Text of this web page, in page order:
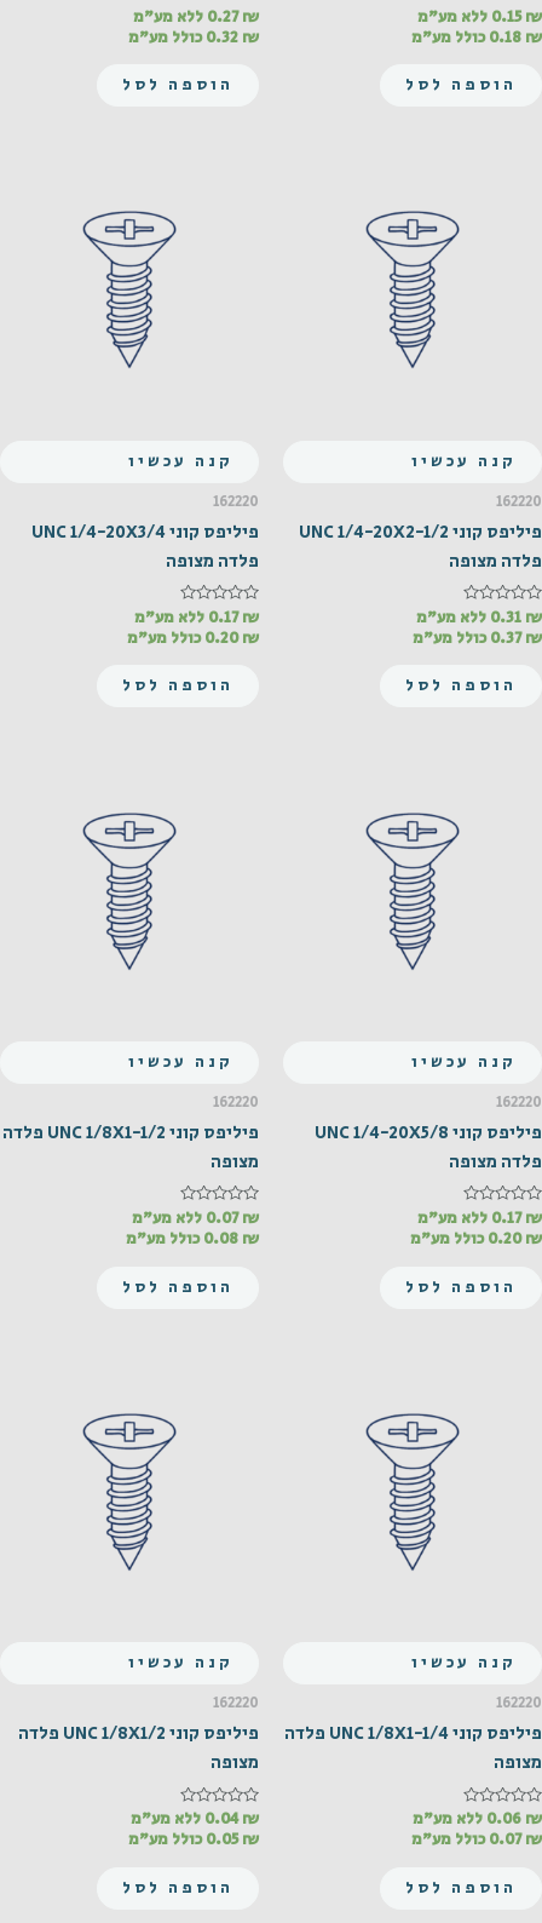
דורג
מתוך
0.15₪
ללא מע"מ
0.18 ₪ כולל מע"מ
הוספה לסל
דורג
מתוך
0.27₪
ללא מע"מ
0.32 ₪ כולל מע"מ
הוספה לסל
קנה עכשיו
162220
פיליפס קוני UNC 1/4-20X2-1/2
פלדה מצופה
דורג
מתוך
0.31 ₪
ללא מע"מ
0.37₪ כולל מע"מ
הוספה לסל
קנה עכשיו
162220
פיליפס קוני UNC 1/4-20X3/4
פלדה מצופה
דורג
מתוך
0.17₪
ללא מע"מ
0.20₪ כולל מע"מ
הוספה לסל
קנה עכשיו
162220
פיליפס קוני UNC 1/4-20X5/8
פלדה מצופה
דורג
מתוך
0.17₪
ללא מע"מ
0.20₪ כולל מע"מ
הוספה לסל
קנה עכשיו
162220
פיליפס קוני UNC 1/8X1-1/2 פלדה
מצופה
דורג
מתוך
0.07₪
ללא מע"מ
0.08 ₪ כולל מע"מ
הוספה לסל
קנה עכשיו
162220
פיליפס קוני UNC 1/8X1-1/4 פלדה
מצופה
דורג
מתוך
0.06 ₪
ללא מע"מ
0.07₪ כולל מע"מ
הוספה לסל
קנה עכשיו
162220
פיליפס קוני UNC 1/8X1/2 פלדה
מצופה
דורג
מתוך
0.04₪
ללא מע"מ
0.05₪ כולל מע"מ
הוספה לסל